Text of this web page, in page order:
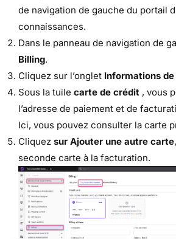
de navigation de gauche du portail
connaissances.
Dans le panneau de navigation de
Billing.
Cliquez sur l’onglet Informations
Sous la tuile carte de crédit , vous
l’adresse de paiement et de
Ici, vous pouvez consulter la carte
Cliquez sur Ajouter une autre carte
seconde carte à la facturation.